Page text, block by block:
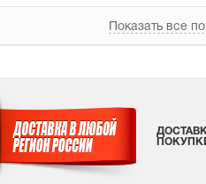
Показать все